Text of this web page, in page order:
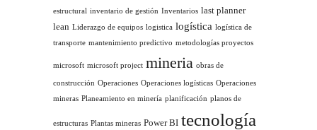
estructural inventario de gestión Inventarios last planner
lean Liderazgo de equipos logistica logística logística de
transporte mantenimiento predictivo metodologías proyectos
microsoft microsoft project mineria obras de
construcción Operaciones Operaciones logísticas Operaciones
mineras Planeamiento en minería planificación planos de
estructuras Plantas mineras Power BI tecnología